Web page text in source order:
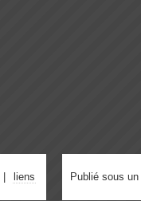
liens Publié sous un